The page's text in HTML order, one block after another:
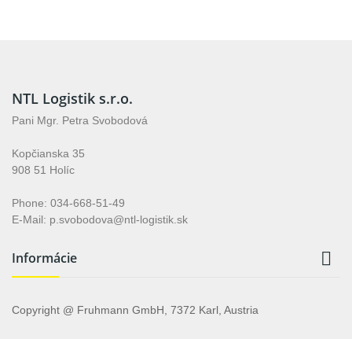
NTL Logistik s.r.o.
Pani Mgr. Petra Svobodová
Kopčianska 35
908 51 Holíc
Phone: 034-668-51-49
E-Mail: p.svobodova@ntl-logistik.sk
Informácie 
Copyright @ Fruhmann GmbH, 7372 Karl, Austria